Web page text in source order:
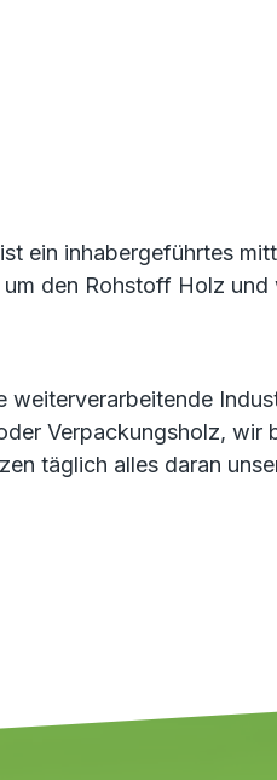
ein inhabergeführtes
um den Rohstoff Holz
weiterverarbeitende
Verpackungsholz, wir
täglich alles daran